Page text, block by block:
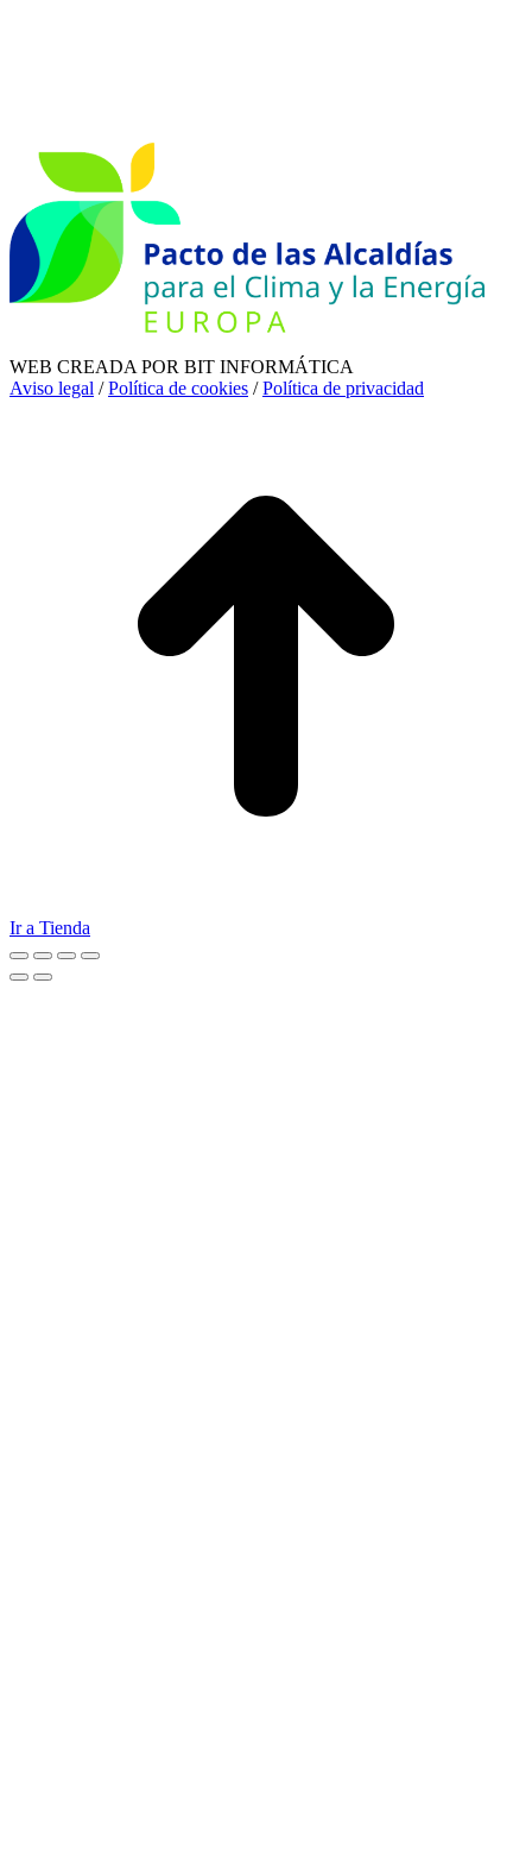
WEB CREADA POR BIT INFORMÁTICA
Aviso legal /Política de cookies /Política de privacidad
Ir a Tienda